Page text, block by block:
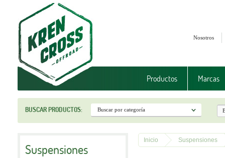
Nosotros
Productos Marcas
BUSCAR PRODUCTOS:
Suspensiones
Inicio Suspensiones